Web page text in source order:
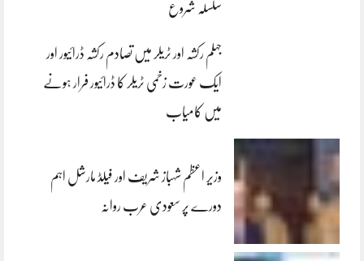
سلسلہ شروع
جہلم رکشہ اور ٹریلر میں تصادم رکشہ ڈرائیور اور
ایک عورت زخمی ٹریلر کا ڈرائیور فرار ہونے
میں کامیاب
وزیر اعظم شہباز شریف اور فیلڈ مارشل اہم
دورے پر سعودی عرب روانہ